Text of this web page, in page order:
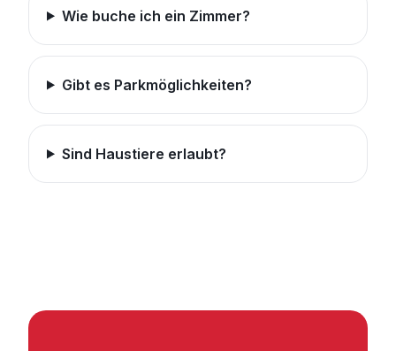
Wie buche ich ein Zimmer?
Gibt es Parkmöglichkeiten?
Sind Haustiere erlaubt?